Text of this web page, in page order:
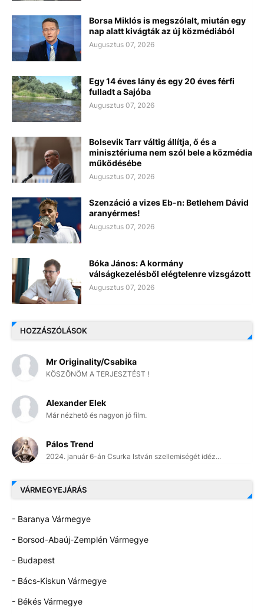
Borsa Miklós is megszólalt, miután egy
nap alatt kivágták az új közmédiából
Augusztus 07, 2026
Egy 14 éves lány és egy 20 éves férfi
fulladt a Sajóba
Augusztus 07, 2026
Bolsevik Tarr váltig állítja, ő és a
minisztériuma nem szól bele a közmédia
működésébe
Augusztus 07, 2026
Szenzáció a vizes Eb-n: Betlehem Dávid
aranyérmes!
Augusztus 07, 2026
Bóka János: A kormány
válságkezelésből elégtelenre vizsgázott
Augusztus 07, 2026
HOZZÁSZÓLÁSOK
Mr Originality/Csabika
KÖSZÖNÖM A TERJESZTÉST !
Alexander Elek
Már nézhető és nagyon jó film.
Pálos Trend
2024. január 6-án Csurka István szellemiségét idéz...
VÁRMEGYEJÁRÁS
- Baranya Vármegye
- Borsod-Abaúj-Zemplén Vármegye
- Budapest
- Bács-Kiskun Vármegye
- Békés Vármegye